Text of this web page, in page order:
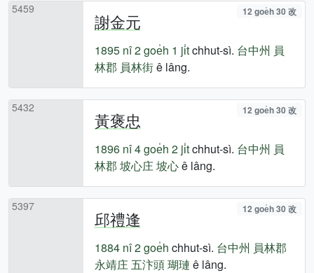
5459
謝金元 12 goe̍h 30 改
1895 nî2 goe̍h 1 ji̍tchhut-sì. 台中州 員
林郡 員林街ê lâng.
5432
黃褒忠 12 goe̍h 30 改
1896 nî4 goe̍h 2 ji̍tchhut-sì. 台中州 員
林郡 坡心庄坡心ê lâng.
5397
邱禮逢 12 goe̍h 30 改
1884 nî2 goe̍h chhut-sì. 台中州 員林郡
永靖庄五汴頭瑚璉 ê lâng.